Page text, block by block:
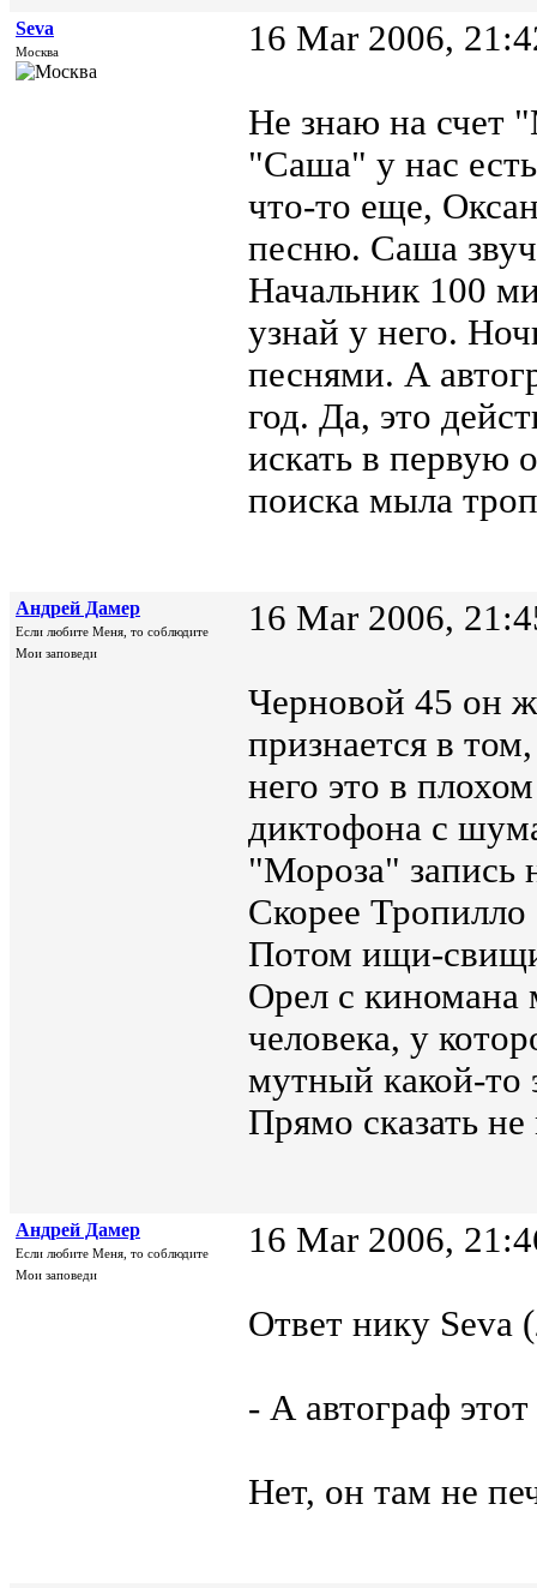
Seva
Москва 16 Mar 2006,
Не знаю на счет
"Саша" у нас
что-то еще,
песню. Саша
Начальник 100
узнай у него.
песнями. А
год. Да, это
искать в первую
поиска мыла
Андрей Дамер
Если любите Меня, то соблюдите
Мои заповеди
16 Mar 2006,
Черновой 45 он
признается в
него это в
диктофона с
"Мороза" запись
Скорее
Потом ищи-
Орел с киномана
человека, у
мутный какой-то
Прямо сказать
Андрей Дамер
Если любите Меня, то соблюдите
Мои заповеди
16 Mar 2006,
Ответ нику Seva
- А автограф
Нет, он там не